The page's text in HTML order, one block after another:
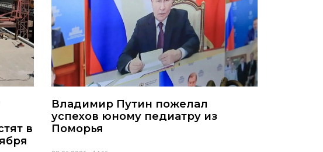
в
Владимир Путин пожелал
успехов юному педиатру из
Поморья